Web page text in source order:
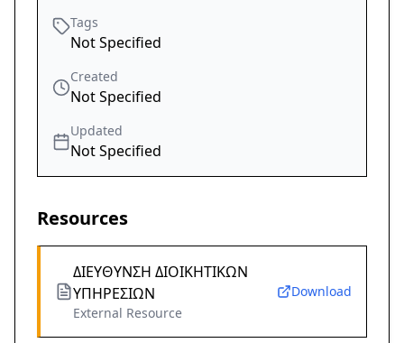
Tags
Not Specified
Created
Not Specified
Updated
Not Specified
Resources
ΔΙΕΥΘΥΝΣΗ ΔΙΟΙΚΗΤΙΚΩΝ
ΥΠΗΡΕΣΙΩΝ
External Resource
Download